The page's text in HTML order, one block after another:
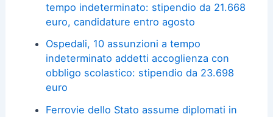
tempo indeterminato: stipendio da 21.668
euro, candidature entro agosto
Ospedali, 10 assunzioni a tempo
indeterminato addetti accoglienza con
obbligo scolastico: stipendio da 23.698
euro
Ferrovie dello Stato assume diplomati in